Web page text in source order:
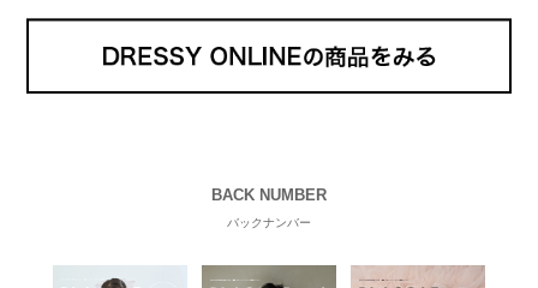
BACK NUMBER
バックナンバー